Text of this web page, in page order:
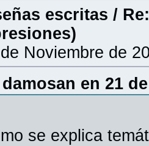
escritas /
Noviembre de
en 21
se explica